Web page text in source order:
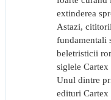
extinderea
Astazi,
fundamentali
beletristicii
siglele Cartex
Unul dintre
edituri Cartex